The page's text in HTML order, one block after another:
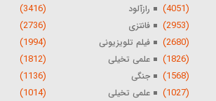
(4051) رازآلود (3416)
(2953) فانتزی (2736)
(2680) فیلم تلویزیونی (1994)
(1826) علمی تخیلی (1812)
(1568) جنگی (1136)
(1027) علمی تخیلی (1014)